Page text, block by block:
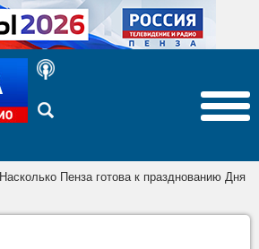
Насколько Пенза готова к празднованию Дня